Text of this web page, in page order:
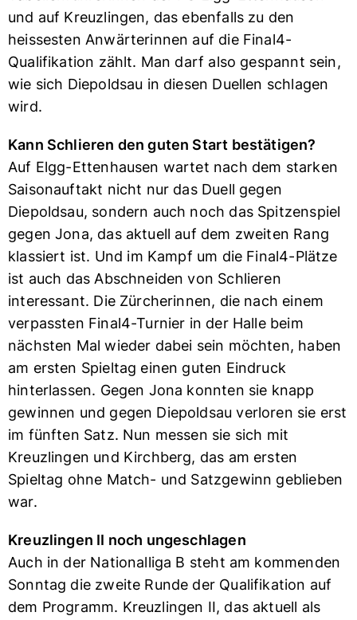
und auf Kreuzlingen, das ebenfalls zu den
heissesten Anwärterinnen auf die Final4-
Qualifikation zählt. Man darf also gespannt sein,
wie sich Diepoldsau in diesen Duellen schlagen
wird.
Kann Schlieren den guten Start bestätigen?
Auf Elgg-Ettenhausen wartet nach dem starken
Saisonauftakt nicht nur das Duell gegen
Diepoldsau, sondern auch noch das Spitzenspiel
gegen Jona, das aktuell auf dem zweiten Rang
klassiert ist. Und im Kampf um die Final4-Plätze
ist auch das Abschneiden von Schlieren
interessant. Die Zürcherinnen, die nach einem
verpassten Final4-Turnier in der Halle beim
nächsten Mal wieder dabei sein möchten, haben
am ersten Spieltag einen guten Eindruck
hinterlassen. Gegen Jona konnten sie knapp
gewinnen und gegen Diepoldsau verloren sie erst
im fünften Satz. Nun messen sie sich mit
Kreuzlingen und Kirchberg, das am ersten
Spieltag ohne Match- und Satzgewinn geblieben
war.
Kreuzlingen II noch ungeschlagen
Auch in der Nationalliga B steht am kommenden
Sonntag die zweite Runde der Qualifikation auf
dem Programm. Kreuzlingen II, das aktuell als